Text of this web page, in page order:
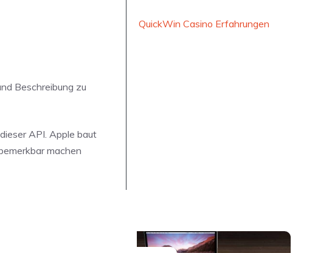
Beschreibung zu
API. Apple baut
machen
QuickWin Casino Erfahrungen